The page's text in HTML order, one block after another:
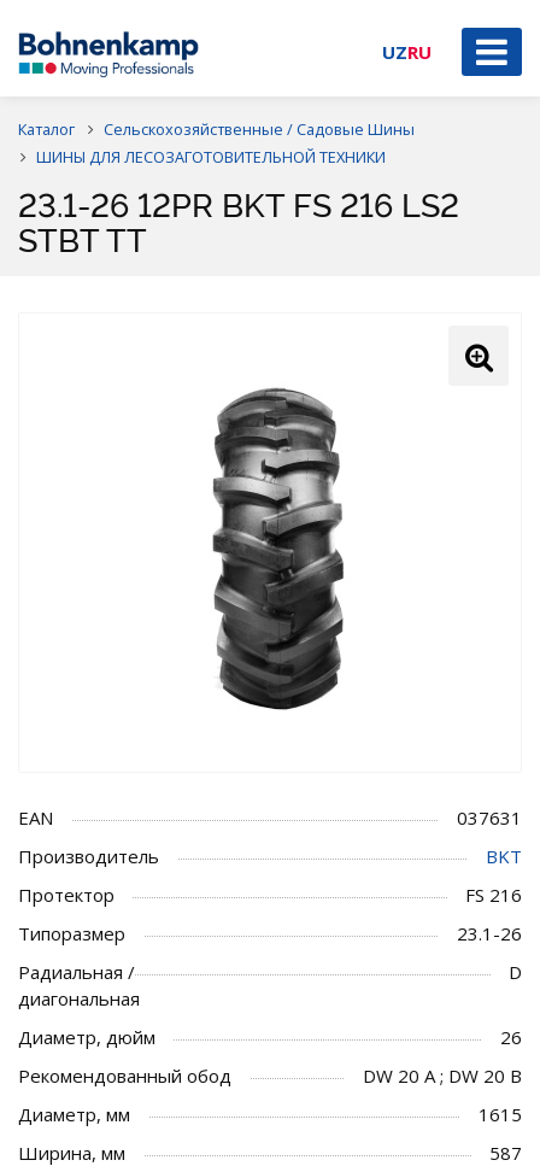
UZRU
Каталог
Сельскохозяйственные / Садовые Шины
ШИНЫ ДЛЯ ЛЕСОЗАГОТОВИТЕЛЬНОЙ ТЕХНИКИ
23.1-26 12PR BKT FS 216 LS2
STBT TT
EAN
037631
Производитель
BKT
Протектор
FS 216
Типоразмер
23.1-26
Радиальная /
диагональная
D
Диаметр, дюйм
26
Рекомендованный обод
DW 20 A ; DW 20 B
Диаметр, мм
1615
Ширина, мм
587